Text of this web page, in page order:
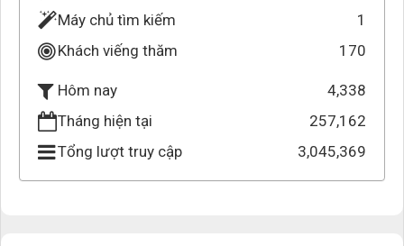
Máy chủ tìm kiếm
1
Khách viếng thăm
170
Hôm nay
4,338
Tháng hiện tại
257,162
Tổng lượt truy cập
3,045,369